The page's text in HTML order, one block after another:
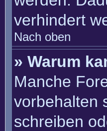
verhindert
Nach oben
» Warum
Manche
vorbehalten
schreiben